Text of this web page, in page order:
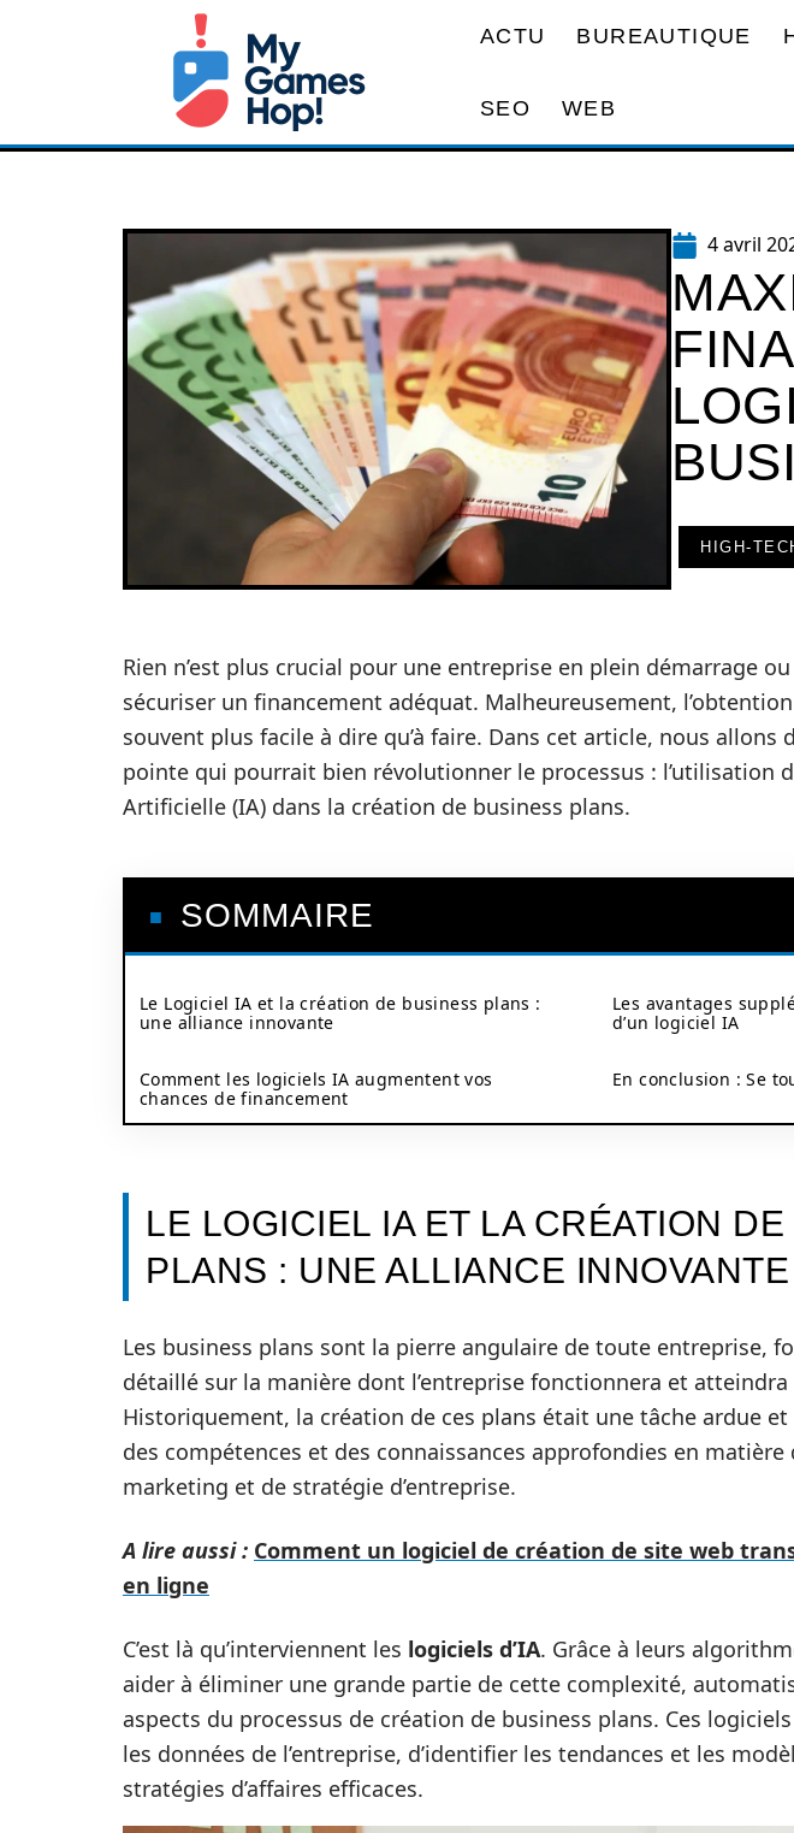
ACTU BUREAUTIQUE
SEO WEB
4 avril
HIGH-
Rien n’est plus crucial pour une entreprise en plein démarrage
sécuriser un financement adéquat. Malheureusement,
souvent plus facile à dire qu’à faire. Dans cet article, nous allons
pointe qui pourrait bien révolutionner le processus : l’utilisation
Artificielle (IA) dans la création de business plans.
SOMMAIRE
Le Logiciel IA et la création de business plans :
une alliance innovante
Comment les logiciels IA augmentent vos
chances de financement
Les avantages
d’un logiciel IA
En conclusion : Se
LE LOGICIEL IA ET LA CRÉATION
PLANS : UNE ALLIANCE INNOVANTE
Les business plans sont la pierre angulaire de toute entreprise,
détaillé sur la manière dont l’entreprise fonctionnera et
Historiquement, la création de ces plans était une tâche ardue
des compétences et des connaissances approfondies en matière
marketing et de stratégie d’entreprise.
A lire aussi : Comment un logiciel de création de site web
en ligne
C’est là qu’interviennent les logiciels d’IA. Grâce à leurs
aider à éliminer une grande partie de cette complexité,
aspects du processus de création de business plans. Ces
les données de l’entreprise, d’identifier les tendances et les
stratégies d’affaires efficaces.